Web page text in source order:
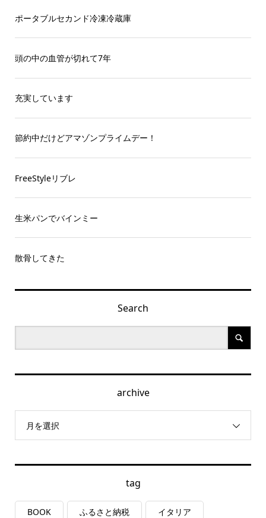
ポータブルセカンド冷凍冷蔵庫
頭の中の血管が切れて7年
充実しています
節約中だけどアマゾンプライムデー！
FreeStyleリブレ
生米パンでバインミー
散骨してきた
Search
archive
月を選択
tag
BOOK ふるさと納税 イタリア